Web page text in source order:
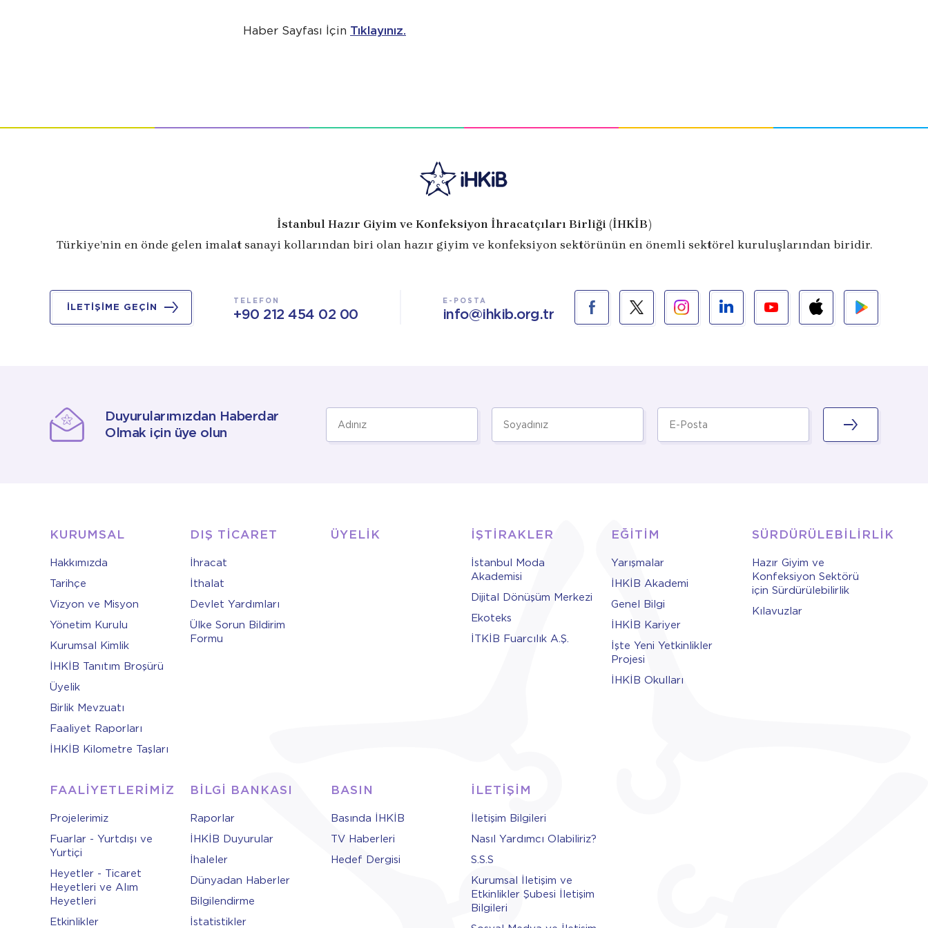
Haber Sayfası İçin Tıklayınız.
İstanbul Hazır Giyim ve Konfeksiyon İhracatçıları Birliği (İHKİB)
Türkiye’nin en önde gelen imalat sanayi kollarından biri olan hazır giyim ve konfeksiyon sektörünün en önemli sektörel kuruluşlarından biridir.
İLETİŞİME GEÇİN
TELEFON
+90 212 454 02 00
E-POSTA
info@ihkib.org.tr
Duyurularımızdan Haberdar
Olmak için üye olun
KURUMSAL
Hakkımızda
Tarihçe
Vizyon ve Misyon
Yönetim Kurulu
Kurumsal Kimlik
İHKİB Tanıtım Broşürü
Üyelik
Birlik Mevzuatı
Faaliyet Raporları
İHKİB Kilometre Taşları
DIŞ TİCARET
İhracat
İthalat
Devlet Yardımları
Ülke Sorun Bildirim
Formu
ÜYELİK İŞTİRAKLER
İstanbul Moda
Akademisi
Dijital Dönüşüm Merkezi
Ekoteks
İTKİB Fuarcılık A.Ş.
EĞİTİM
Yarışmalar
İHKİB Akademi
Genel Bilgi
İHKİB Kariyer
İşte Yeni Yetkinlikler
Projesi
İHKİB Okulları
SÜRDÜRÜLEBİLİRLİK
Hazır Giyim ve
Konfeksiyon Sektörü
için Sürdürülebilirlik
Kılavuzlar
FAALİYETLERİMİZ
Projelerimiz
Fuarlar - Yurtdışı ve
Yurtiçi
Heyetler - Ticaret
Heyetleri ve Alım
Heyetleri
Etkinlikler
BİLGİ BANKASI
Raporlar
İHKİB Duyurular
İhaleler
Dünyadan Haberler
Bilgilendirme
İstatistikler
BASIN
Basında İHKİB
TV Haberleri
Hedef Dergisi
İLETİŞİM
İletişim Bilgileri
Nasıl Yardımcı Olabiliriz?
S.S.S
Kurumsal İletişim ve
Etkinlikler Şubesi İletişim
Bilgileri